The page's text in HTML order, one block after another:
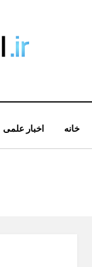
خانه اخبار علمی